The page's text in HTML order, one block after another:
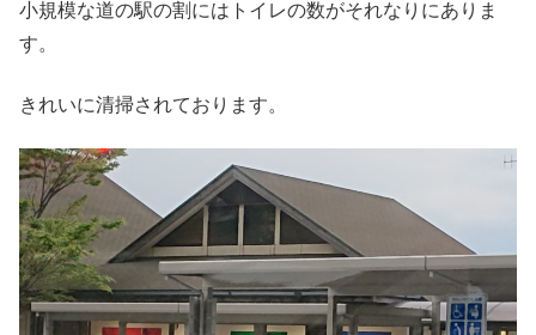
小規模な道の駅の割にはトイレの数がそれなりにありま
す。
きれいに清掃されております。